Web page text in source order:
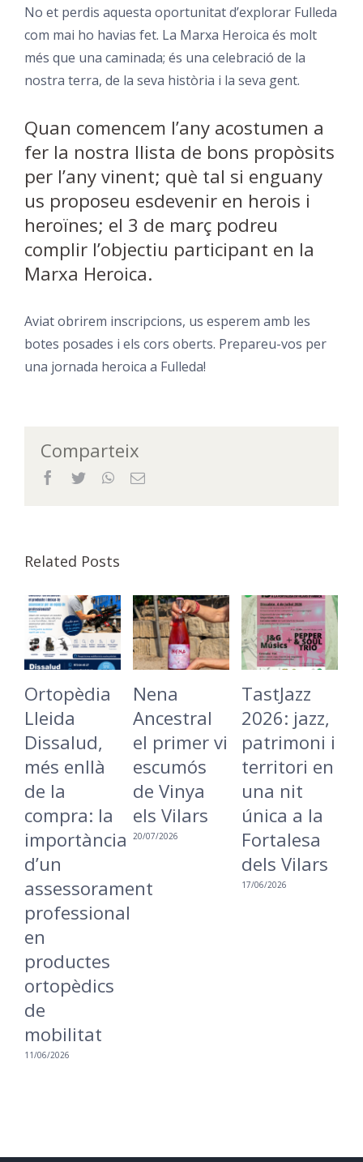
No et perdis aquesta oportunitat d’explorar Fulleda
com mai ho havias fet. La Marxa Heroica és molt
més que una caminada; és una celebració de la
nostra terra, de la seva història i la seva gent.
Quan comencem l’any acostumen a
fer la nostra llista de bons propòsits
per l’any vinent; què tal si enguany
us proposeu esdevenir en herois i
heroïnes; el 3 de març podreu
complir l’objectiu participant en la
Marxa Heroica.
Aviat obrirem inscripcions, us esperem amb les
botes posades i els cors oberts. Prepareu-vos per
una jornada heroica a Fulleda!
Comparteix
Facebook
TwitterWhatsApp
Email
Related Posts
Ortopèdia
Lleida
Dissalud,
més enllà
de la
compra: la
importància
d’un
assessorament
professional
en
productes
ortopèdics
de
mobilitat
11/06/2026
Nena
Ancestral
el primer vi
escumós
de Vinya
els Vilars
20/07/2026
TastJazz
2026: jazz,
patrimoni i
territori en
una nit
única a la
Fortalesa
dels Vilars
17/06/2026